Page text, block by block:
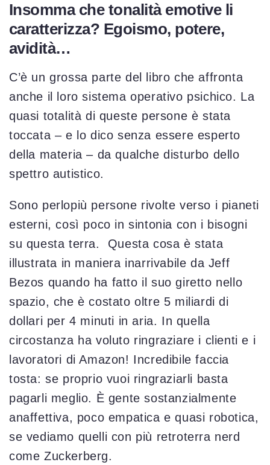
Insomma che tonalità emotive li
caratterizza? Egoismo, potere,
avidità…
C’è un grossa parte del libro che affronta
anche il loro sistema operativo psichico. La
quasi totalità di queste persone è stata
toccata – e lo dico senza essere esperto
della materia – da qualche disturbo dello
spettro autistico.
Sono perlopiù persone rivolte verso i pianeti
esterni, così poco in sintonia con i bisogni
su questa terra. Questa cosa è stata
illustrata in maniera inarrivabile da Jeff
Bezos quando ha fatto il suo giretto nello
spazio, che è costato oltre 5 miliardi di
dollari per 4 minuti in aria. In quella
circostanza ha voluto ringraziare i clienti e i
lavoratori di Amazon! Incredibile faccia
tosta: se proprio vuoi ringraziarli basta
pagarli meglio. È gente sostanzialmente
anaffettiva, poco empatica e quasi robotica,
se vediamo quelli con più retroterra nerd
come Zuckerberg.